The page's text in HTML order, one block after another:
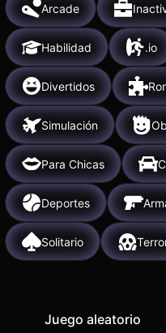
Arcade
Habilidad .io
Divertidos
Simulación
Para Chicas
Deportes
Solitario
Juego aleatorio